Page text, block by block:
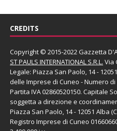
CREDITS
Copyright © 2015-2022 Gazzetta
ST PAULS INTERNATIONAL S.R.L. Via
Legale: Piazza San Paolo, 14 -
delle Imprese di Cuneo - Numero
Partita IVA 02860520150. Capitale
soggetta a direzione e
Piazza San Paolo, 14 - 12051 Alba
Registro Imprese di Cuneo